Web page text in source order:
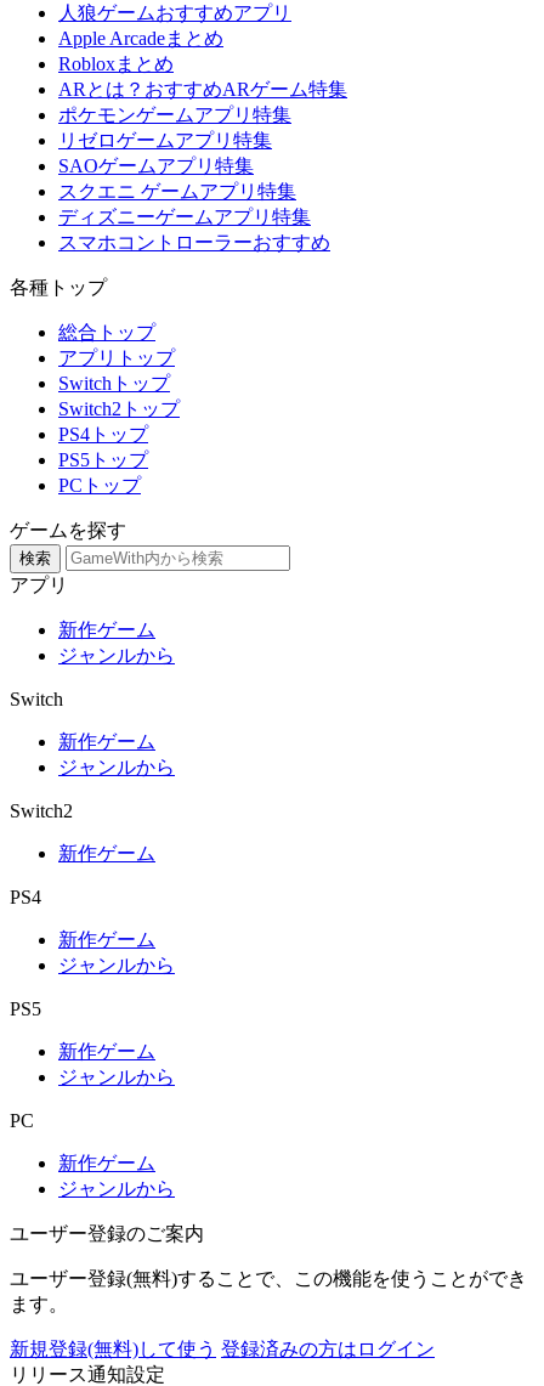
人狼ゲームおすすめアプリ
Apple Arcadeまとめ
Robloxまとめ
ARとは？おすすめARゲーム特集
ポケモンゲームアプリ特集
リゼロゲームアプリ特集
SAOゲームアプリ特集
スクエニ ゲームアプリ特集
ディズニーゲームアプリ特集
スマホコントローラーおすすめ
各種トップ
総合トップ
アプリトップ
Switchトップ
Switch2トップ
PS4トップ
PS5トップ
PCトップ
ゲームを探す
検索
アプリ
新作ゲーム
ジャンルから
Switch
新作ゲーム
ジャンルから
Switch2
新作ゲーム
PS4
新作ゲーム
ジャンルから
PS5
新作ゲーム
ジャンルから
PC
新作ゲーム
ジャンルから
ユーザー登録のご案内
ユーザー登録(無料)することで、この機能を使うことができ
ます。
新規登録(無料)して使う 登録済みの方はログイン
リリース通知設定